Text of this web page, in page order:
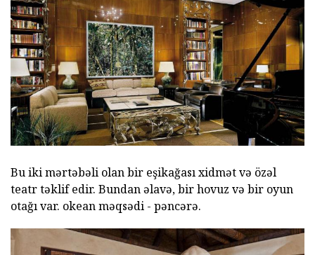
Bu iki mərtəbəli olan bir eşikağası xidmət və özəl
teatr təklif edir. Bundan əlavə, bir hovuz və bir oyun
otağı var. okean məqsədi - pəncərə.